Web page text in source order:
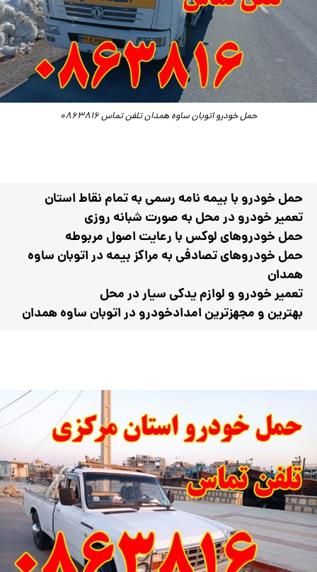
حمل خودرو اتوبان ساوه همدان تلفن تماس 0863816
حمل خودرو با بیمه نامه رسمی‌ به تمام نقاط استان
تعمیر خودرو در محل به صورت شبانه روزی
حمل خودروهای لوکس با رعایت اصول مربوطه
حمل خودروهای تصادفی به مراکز بیمه در اتوبان ساوه
همدان
تعمیر خودرو و لوازم یدکی سیار در محل
بهترین و مجهزترین امدادخودرو در اتوبان ساوه همدان